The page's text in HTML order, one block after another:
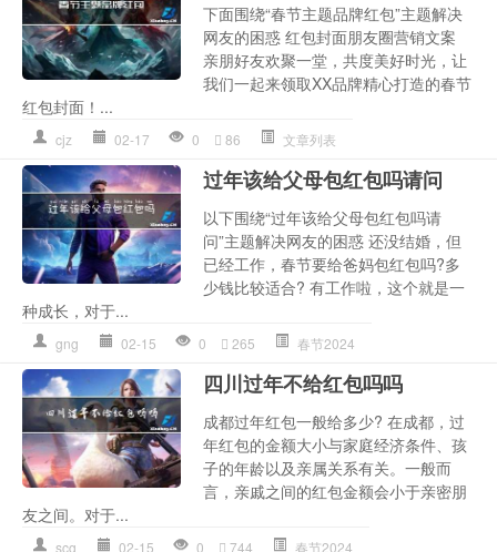
下面围绕“春节主题品牌红包”主题解决
网友的困惑 红包封面朋友圈营销文案
亲朋好友欢聚一堂，共度美好时光，让
我们一起来领取XX品牌精心打造的春节
红包封面！...
cjz 02-17 0 86 文章列表
过年该给父母包红包吗请问
以下围绕“过年该给父母包红包吗请
问”主题解决网友的困惑 还没结婚，但
已经工作，春节要给爸妈包红包吗?多
少钱比较适合? 有工作啦，这个就是一
种成长，对于...
gng 02-15 0 265 春节2024
四川过年不给红包吗吗
成都过年红包一般给多少? 在成都，过
年红包的金额大小与家庭经济条件、孩
子的年龄以及亲属关系有关。一般而
言，亲戚之间的红包金额会小于亲密朋
友之间。对于...
scg 02-15 0 744 春节2024